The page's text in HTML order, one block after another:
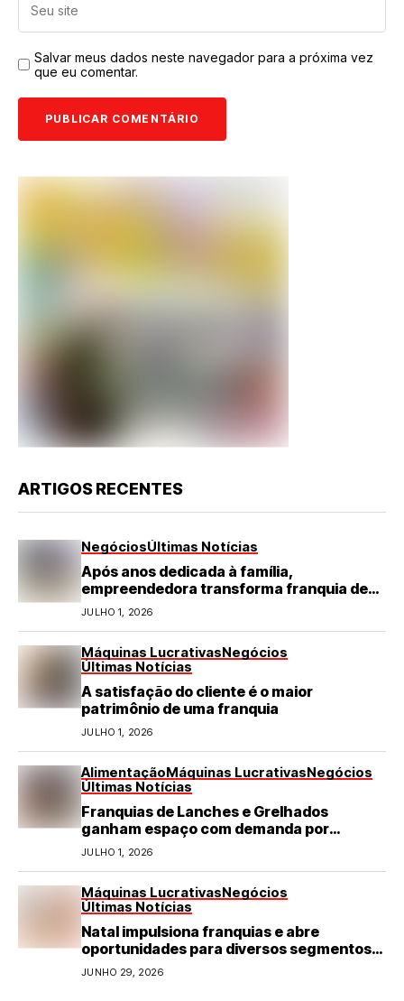
Salvar meus dados neste navegador para a próxima vez
que eu comentar.
ARTIGOS RECENTES
NegóciosÚltimas Notícias
Após anos dedicada à família,
empreendedora transforma franquia de
turismo em negócio de destaque no RN
JULHO 1, 2026
Máquinas LucrativasNegócios
Últimas Notícias
A satisfação do cliente é o maior
patrimônio de uma franquia
JULHO 1, 2026
AlimentaçãoMáquinas LucrativasNegócios
Últimas Notícias
Franquias de Lanches e Grelhados
ganham espaço com demanda por
refeições rápidas e de qualidade
JULHO 1, 2026
Máquinas LucrativasNegócios
Últimas Notícias
Natal impulsiona franquias e abre
oportunidades para diversos segmentos
do varejo
JUNHO 29, 2026